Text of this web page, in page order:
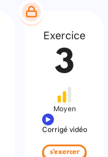
Exercice
3
Moyen
Corrigé vidéo
s'exercer